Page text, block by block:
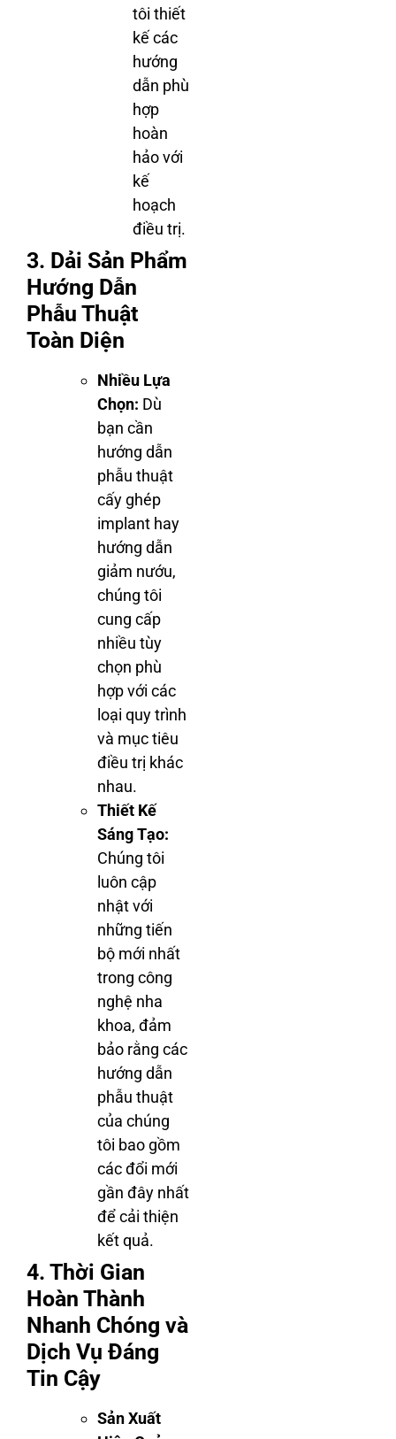
tôi thiết
kế các
hướng
dẫn phù
hợp
hoàn
hảo với
kế
hoạch
điều trị.
3. Dải Sản Phẩm
Hướng Dẫn
Phẫu Thuật
Toàn Diện
Nhiều Lựa
Chọn: Dù
bạn cần
hướng dẫn
phẫu thuật
cấy ghép
implant hay
hướng dẫn
giảm nướu,
chúng tôi
cung cấp
nhiều tùy
chọn phù
hợp với các
loại quy trình
và mục tiêu
điều trị khác
nhau.
Thiết Kế
Sáng Tạo:
Chúng tôi
luôn cập
nhật với
những tiến
bộ mới nhất
trong công
nghệ nha
khoa, đảm
bảo rằng các
hướng dẫn
phẫu thuật
của chúng
tôi bao gồm
các đổi mới
gần đây nhất
để cải thiện
kết quả.
4. Thời Gian
Hoàn Thành
Nhanh Chóng và
Dịch Vụ Đáng
Tin Cậy
Sản Xuất